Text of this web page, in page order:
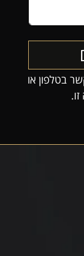
בטלפון או